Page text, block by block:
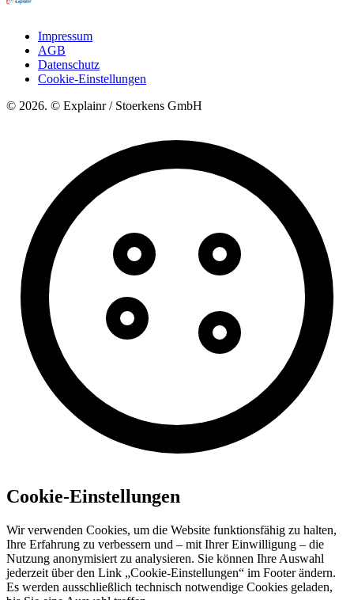
Impressum
AGB
Datenschutz
Cookie-Einstellungen
© 2026. © Explainr / Stoerkens GmbH
Cookie-Einstellungen
Wir verwenden Cookies, um die Website funktionsfähig zu halten,
Ihre Erfahrung zu verbessern und – mit Ihrer Einwilligung – die
Nutzung anonymisiert zu analysieren. Sie können Ihre Auswahl
jederzeit über den Link „Cookie-Einstellungen“ im Footer ändern.
Es werden ausschließlich technisch notwendige Cookies geladen,